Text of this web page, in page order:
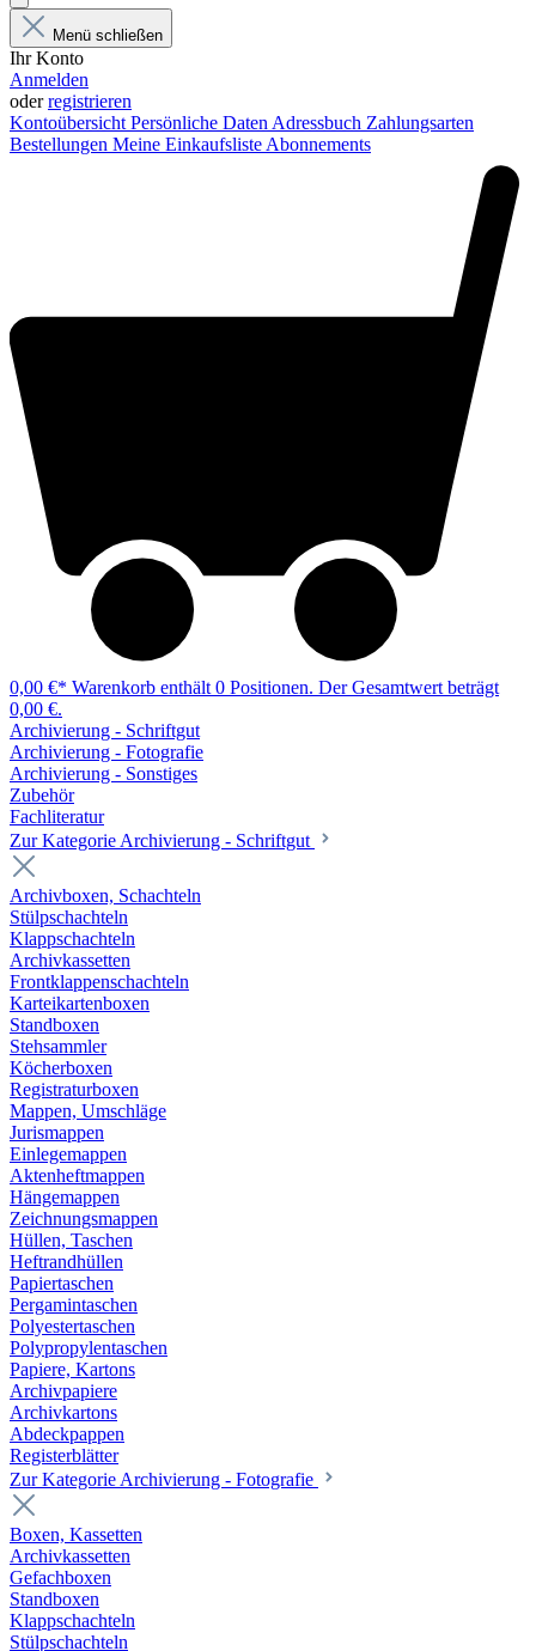
Menü schließen
Ihr Konto
Anmelden
oderregistrieren
Kontoübersicht Persönliche Daten Adressbuch Zahlungsarten
Bestellungen Meine Einkaufsliste Abonnements
0,00 €* Warenkorb enthält 0 Positionen. Der Gesamtwert beträgt
0,00 €.
Archivierung - Schriftgut
Archivierung - Fotografie
Archivierung - Sonstiges
Zubehör
Fachliteratur
Zur Kategorie Archivierung - Schriftgut
Archivboxen, Schachteln
Stülpschachteln
Klappschachteln
Archivkassetten
Frontklappenschachteln
Karteikartenboxen
Standboxen
Stehsammler
Köcherboxen
Registraturboxen
Mappen, Umschläge
Jurismappen
Einlegemappen
Aktenheftmappen
Hängemappen
Zeichnungsmappen
Hüllen, Taschen
Heftrandhüllen
Papiertaschen
Pergamintaschen
Polyestertaschen
Polypropylentaschen
Papiere, Kartons
Archivpapiere
Archivkartons
Abdeckpappen
Registerblätter
Zur Kategorie Archivierung - Fotografie
Boxen, Kassetten
Archivkassetten
Gefachboxen
Standboxen
Klappschachteln
Stülpschachteln